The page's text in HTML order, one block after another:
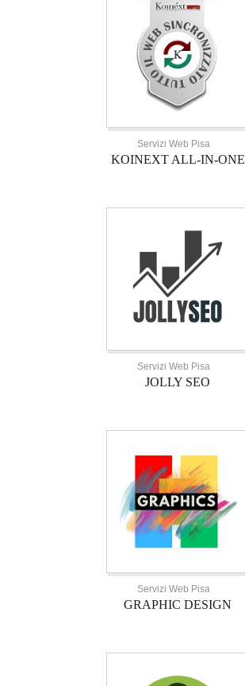
Servizi Web Pisa
KOINEXT ALL-IN-ONE
Servizi Web Pisa
JOLLY SEO
Servizi Web Pisa
GRAPHIC DESIGN